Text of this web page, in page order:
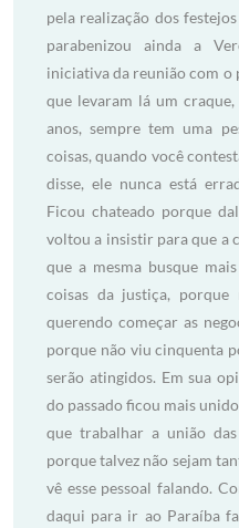
pela realização dos
parabenizou ainda a
iniciativa da reunião com o
que levaram lá um
anos, sempre tem uma
coisas, quando você
disse, ele nunca está
Ficou chateado porque
voltou a insistir para que a
que a mesma busque
coisas da justiça,
querendo começar as
porque não viu cinquenta
serão atingidos. Em sua
do passado ficou mais
que trabalhar a união das
porque talvez não sejam
vê esse pessoal falando.
daqui para ir ao Paraíba